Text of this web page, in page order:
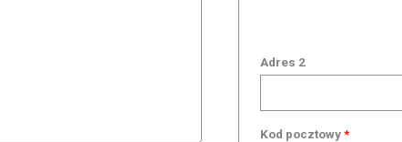
Adres 2
Kod pocztowy*